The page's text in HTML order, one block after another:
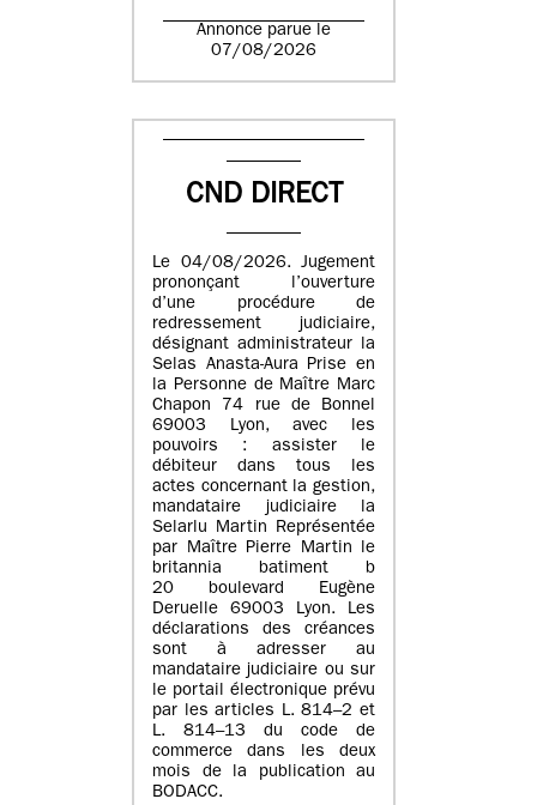
Annonce parue le
07/08/2026
CND DIRECT
Le 04/08/2026. Jugement
prononçant l’ouverture
d’une procédure de
redressement judiciaire,
désignant administrateur la
Selas Anasta-Aura Prise en
la Personne de Maître Marc
Chapon 74 rue de Bonnel
69003 Lyon, avec les
pouvoirs : assister le
débiteur dans tous les
actes concernant la gestion,
mandataire judiciaire la
Selarlu Martin Représentée
par Maître Pierre Martin le
britannia batiment b
20 boulevard Eugène
Deruelle 69003 Lyon. Les
déclarations des créances
sont à adresser au
mandataire judiciaire ou sur
le portail électronique prévu
par les articles L. 814–2 et
L. 814–13 du code de
commerce dans les deux
mois de la publication au
BODACC.